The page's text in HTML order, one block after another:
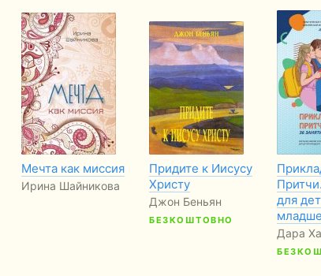
Мечта как миссия
Ирина Шайникова
Придите к Иисусу
Христу
Джон Беньян
БЕЗКОШТОВНО
для
Дара